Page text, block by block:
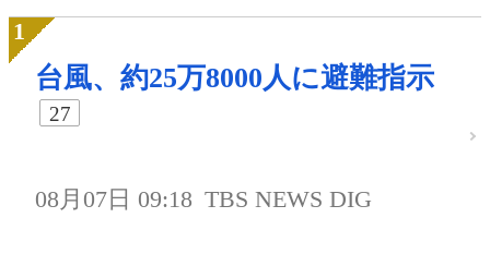
台風、約25万8000人に避難指示
27
08月07日 09:18 TBS NEWS DIG